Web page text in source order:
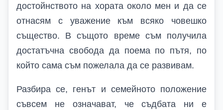
достойнството на хората около мен и да се
отнасям с уважение към всяко човешко
същество. В същото време съм получила
достатъчна свобода да поема по пътя, по
който сама съм пожелала да се развивам.
Разбира се, генът и семейното положение
съвсем не означават, че съдбата ни е